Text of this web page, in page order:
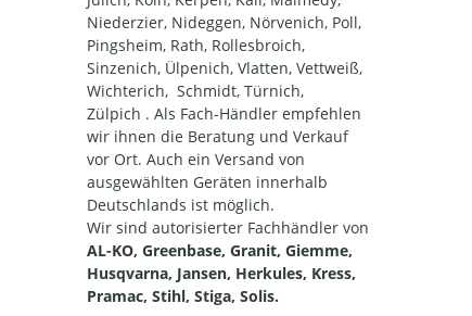
Niederzier, Nideggen, Nörvenich, Poll,
Pingsheim, Rath, Rollesbroich,
Sinzenich, Ülpenich, Vlatten, Vettweiß,
Wichterich, Schmidt, Türnich,
Zülpich . Als Fach-Händler empfehlen
wir ihnen die Beratung und Verkauf
vor Ort. Auch ein Versand von
ausgewählten Geräten innerhalb
Deutschlands ist möglich.
Wir sind autorisierter Fachhändler von
AL-KO, Greenbase, Granit, Giemme,
Husqvarna, Jansen, Herkules, Kress,
Pramac, Stihl, Stiga, Solis.